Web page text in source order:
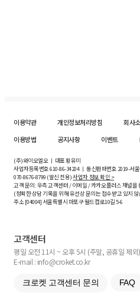
이용약관 개인정보처리방침 회사
이용방법
공지사항 이벤트
(주)와이오엘오 ㅣ 대표 황유미
사업자등록번호610-86-34204ㅣ 통신판매번호 2019-서
070-8676-8799 (발신 전용)사업자 정보 확인 >
고객 문의: 우측 고객센터 / 이메일 / 카카오플러스 채널을
(정확한 상담 기록을 위해 유선상 문의는 접수받고 있지
주소 [04004] 서울특별시 마포구 월드컵로10길5-6
고객센터
평일 오전 11시 ~ 오후 5시 (주말, 공휴일 제외)
E-mail : info@croket.co.kr
크로켓 고객센터 문의 FAQ